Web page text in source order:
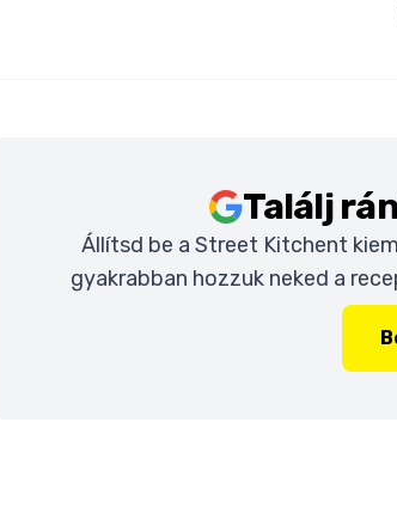
Találj
Állítsd be a Street Kitchent
gyakrabban hozzuk neked a